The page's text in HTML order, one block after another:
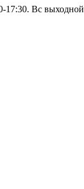
17:30. Вс выходной